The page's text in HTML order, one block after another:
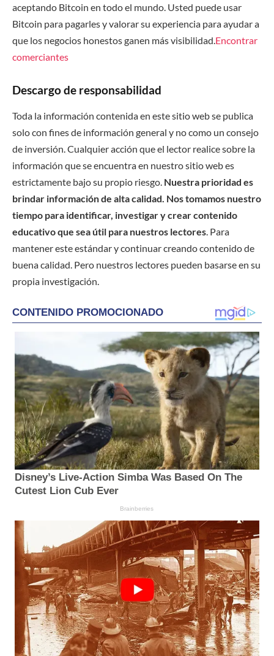
aceptando Bitcoin en todo el mundo. Usted puede usar
Bitcoin para pagarles y valorar su experiencia para ayudar a
que los negocios honestos ganen más visibilidad. Encontrar
comerciantes
Descargo de responsabilidad
Toda la información contenida en este sitio web se publica
solo con fines de información general y no como un consejo
de inversión. Cualquier acción que el lector realice sobre la
información que se encuentra en nuestro sitio web es
estrictamente bajo su propio riesgo. Nuestra prioridad es
brindar información de alta calidad. Nos tomamos nuestro
tiempo para identificar, investigar y crear contenido
educativo que sea útil para nuestros lectores. Para
mantener este estándar y continuar creando contenido de
buena calidad. Pero nuestros lectores pueden basarse en su
propia investigación.